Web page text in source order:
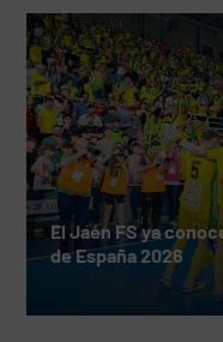
El Jaén FS ya
de España 2026